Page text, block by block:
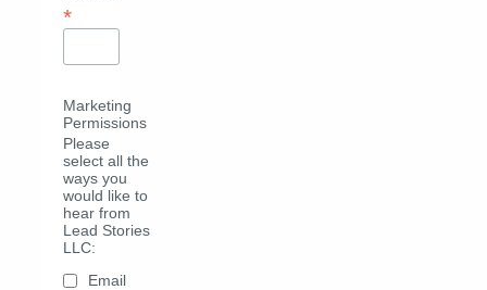
*
Marketing
Permissions
Please
select all the
ways you
would like to
hear from
Lead Stories
LLC:
Email